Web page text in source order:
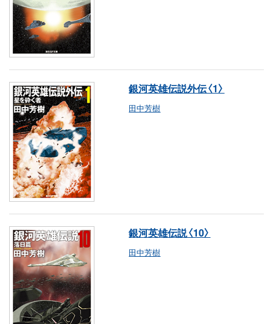
銀河英雄伝説外伝〈1〉
田中芳樹
銀河英雄伝説〈10〉
田中芳樹